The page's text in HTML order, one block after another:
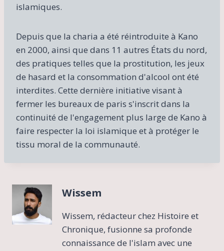
islamiques.
Depuis que la charia a été réintroduite à Kano
en 2000, ainsi que dans 11 autres États du nord,
des pratiques telles que la prostitution, les jeux
de hasard et la consommation d'alcool ont été
interdites. Cette dernière initiative visant à
fermer les bureaux de paris s'inscrit dans la
continuité de l'engagement plus large de Kano à
faire respecter la loi islamique et à protéger le
tissu moral de la communauté.
Wissem
Wissem, rédacteur chez Histoire et
Chronique, fusionne sa profonde
connaissance de l'islam avec une